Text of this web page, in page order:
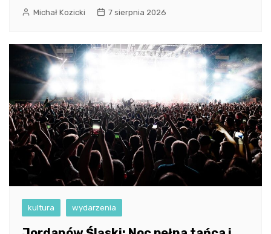
Michał Kozicki 7 sierpnia 2026
kultura wydarzenia